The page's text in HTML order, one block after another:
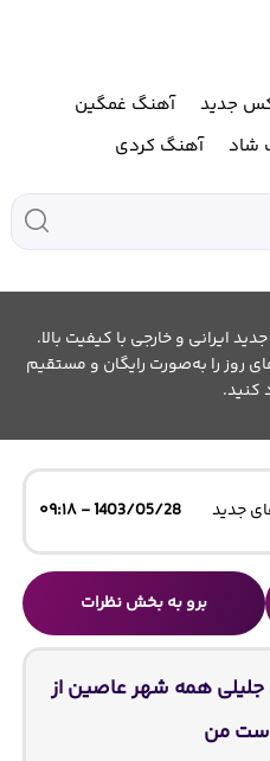
جدید
آهنگ غمگین
شاد آهنگ کردی
ایرانی و خارجی با کیفیت بالا.
روز را به‌صورت رایگان و مستقیم
کنید.
جدید 1403/05/28 - ۰۹:۱۸
برو به بخش نظرات
همه شهر عاصین از
من